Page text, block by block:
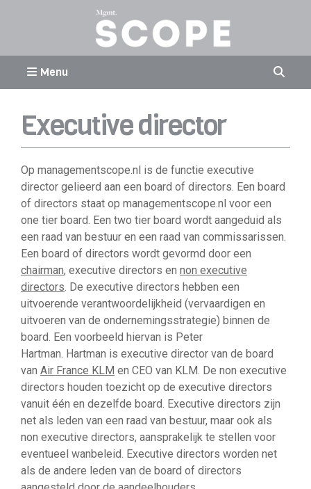
Menu
Executive director
Op managementscope.nl is de functie executive
director gelieerd aan een board of directors. Een board
of directors staat op managementscope.nl voor een
one tier board. Een two tier board wordt aangeduid als
een raad van bestuur en een raad van commissarissen.
Een board of directors wordt gevormd door een
chairman, executive directors en non executive
directors. De executive directors hebben een
uitvoerende verantwoordelijkheid (vervaardigen en
uitvoeren van de ondernemingsstrategie) binnen de
board. Een voorbeeld hiervan is Peter
Hartman. Hartman is executive director van de board
van Air France KLM en CEO van KLM. De non executive
directors houden toezicht op de executive directors
vanuit één en dezelfde board. Executive directors zijn
net als leden van een raad van bestuur, maar ook als
non executive directors, aansprakelijk te stellen voor
eventueel wanbeleid. Executive directors worden net
als de andere leden van de board of directors